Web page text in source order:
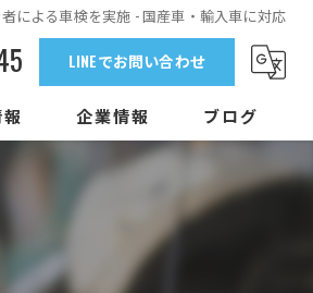
による車検を実施 - 国産車・輸入車に対応
LINEでお問い合わせ
企業情報 ブログ